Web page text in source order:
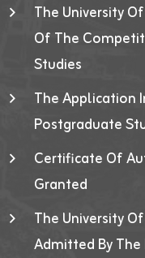
The University
Of The
Studies
The Application
Postgraduate
Certificate Of
Granted
The University
Admitted By